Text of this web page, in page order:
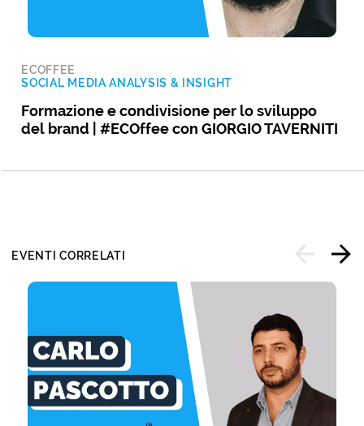
ECOFFEE
SOCIAL MEDIA ANALYSIS & INSIGHT
Formazione e condivisione per lo sviluppo
del brand | #ECOffee con GIORGIO TAVERNITI
EVENTI CORRELATI